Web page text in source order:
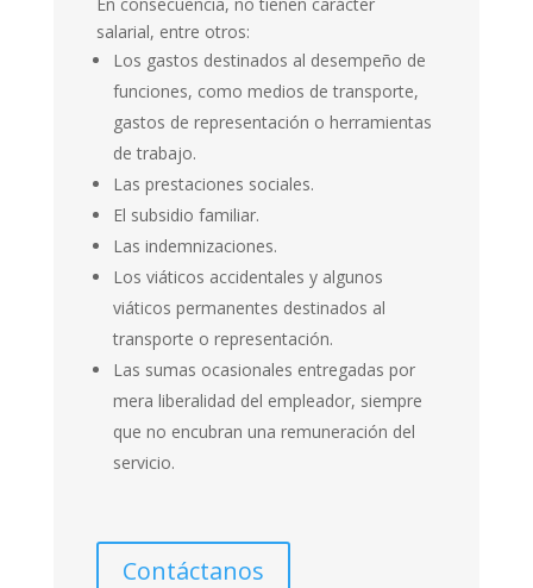
salarial, entre otros:
Los gastos destinados al desempeño de
funciones, como medios de transporte,
gastos de representación o herramientas
de trabajo.
Las prestaciones sociales.
El subsidio familiar.
Las indemnizaciones.
Los viáticos accidentales y algunos
viáticos permanentes destinados al
transporte o representación.
Las sumas ocasionales entregadas por
mera liberalidad del empleador, siempre
que no encubran una remuneración del
servicio.
Contáctanos